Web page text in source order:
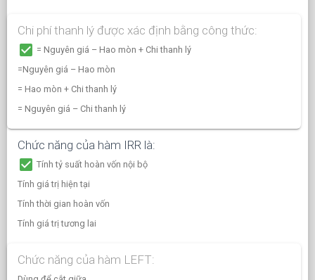
Chi phí thanh lý được xác định bằng công thức:
check_box = Nguyên giá – Hao mòn + Chi thanh lý
=Nguyên giá – Hao mòn
= Hao mòn + Chi thanh lý
= Nguyên giá – Chi thanh lý
Chức năng của hàm IRR là:
check_box Tính tỷ suất hoàn vốn nội bộ
Tính giá trị hiện tại
Tính thời gian hoàn vốn
Tính giá trị tương lai
Chức năng của hàm LEFT: